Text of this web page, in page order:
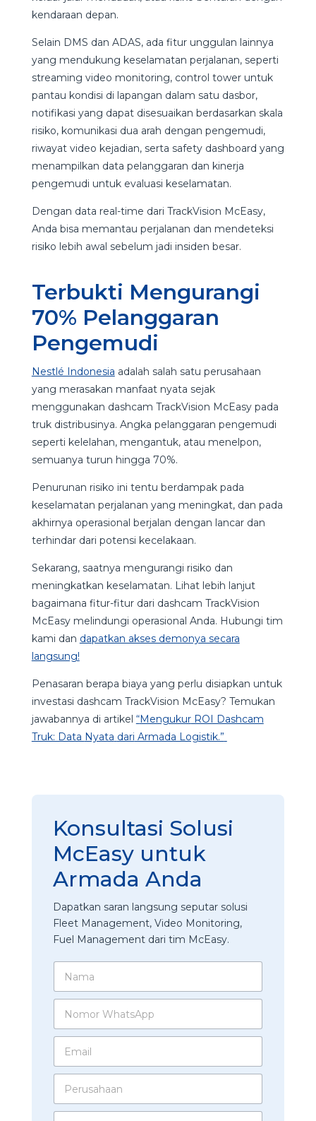
kendaraan depan.
Selain DMS dan ADAS, ada fitur unggulan lainnya
yang mendukung keselamatan perjalanan, seperti
streaming video monitoring, control tower untuk
pantau kondisi di lapangan dalam satu dasbor,
notifikasi yang dapat disesuaikan berdasarkan skala
risiko, komunikasi dua arah dengan pengemudi,
riwayat video kejadian, serta safety dashboard yang
menampilkan data pelanggaran dan kinerja
pengemudi untuk evaluasi keselamatan.
Dengan data real-time dari TrackVision McEasy,
Anda bisa memantau perjalanan dan mendeteksi
risiko lebih awal sebelum jadi insiden besar.
Terbukti Mengurangi
70% Pelanggaran
Pengemudi
Nestlé Indonesia adalah salah satu perusahaan
yang merasakan manfaat nyata sejak
menggunakan dashcam TrackVision McEasy pada
truk distribusinya. Angka pelanggaran pengemudi
seperti kelelahan, mengantuk, atau menelpon,
semuanya turun hingga 70%.
Penurunan risiko ini tentu berdampak pada
keselamatan perjalanan yang meningkat, dan pada
akhirnya operasional berjalan dengan lancar dan
terhindar dari potensi kecelakaan.
Sekarang, saatnya mengurangi risiko dan
meningkatkan keselamatan. Lihat lebih lanjut
bagaimana fitur-fitur dari dashcam TrackVision
McEasy melindungi operasional Anda. Hubungi tim
kami dan dapatkan akses demonya secara
langsung!
Penasaran berapa biaya yang perlu disiapkan untuk
investasi dashcam TrackVision McEasy? Temukan
jawabannya di artikel “MengukurROI Dashcam
Truk: Data Nyata dari Armada Logistik.”
Konsultasi Solusi
McEasy untuk
Armada Anda
Dapatkan saran langsung seputar solusi
Fleet Management, Video Monitoring,
Fuel Management dari tim McEasy.
N
m
N
m
W
t
A
d
a
c
E
a
*
P
r
I